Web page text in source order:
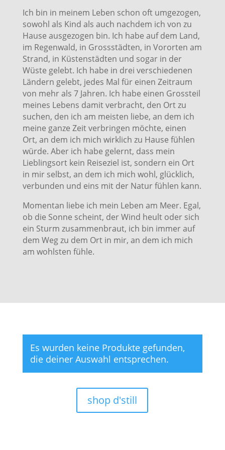
Ich bin in meinem Leben schon oft umgezogen,
sowohl als Kind als auch nachdem ich von zu
Hause ausgezogen bin. Ich habe auf dem Land,
im Regenwald, in Grossstädten, in Vororten am
Strand, in Küstenstädten und sogar in der
Wüste gelebt. Ich habe in drei verschiedenen
Ländern gelebt, jedes Mal für einen Zeitraum
von mehr als 7 Jahren. Ich habe einen Grossteil
meines Lebens damit verbracht, den Ort zu
suchen, den ich am meisten liebe, an dem ich
meine ganze Zeit verbringen möchte, einen
Ort, an dem ich mich wirklich zu Hause fühlen
würde. Aber ich habe gelernt, dass mein
Lieblingsort kein Reiseziel ist, sondern ein Ort
in mir selbst, an dem ich mich wohl, glücklich,
verbunden und eins mit der Natur fühlen kann.
Momentan liebe ich mein Leben am Meer. Egal,
ob die Sonne scheint, der Wind heult oder sich
ein Sturm zusammenbraut, ich bin immer auf
dem Weg zu dem Ort in mir, an dem ich mich
am wohlsten fühle.
Es wurden keine Produkte gefunden,
die deiner Auswahl entsprechen.
shop d'still